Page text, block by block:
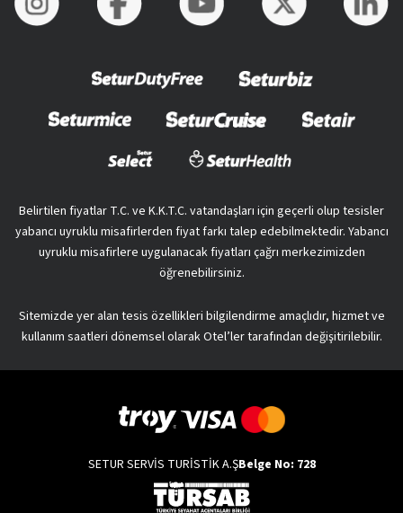
Belirtilen fiyatlar T.C. ve K.K.T.C. vatandaşları için geçerli olup tesisler
yabancı uyruklu misafirlerden fiyat farkı talep edebilmektedir. Yabancı
uyruklu misafirlere uygulanacak fiyatları çağrı merkezimizden
öğrenebilirsiniz.
Sitemizde yer alan tesis özellikleri bilgilendirme amaçlıdır, hizmet ve
kullanım saatleri dönemsel olarak Otel’ler tarafından değişitirilebilir.
SETUR SERVİS TURİSTİK A.ŞBelge No: 728